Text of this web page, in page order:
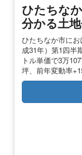
ひたちな
分かる土
ひたちなか市に
成31年）第1四半
トル単価で3万
坪、前年変動率